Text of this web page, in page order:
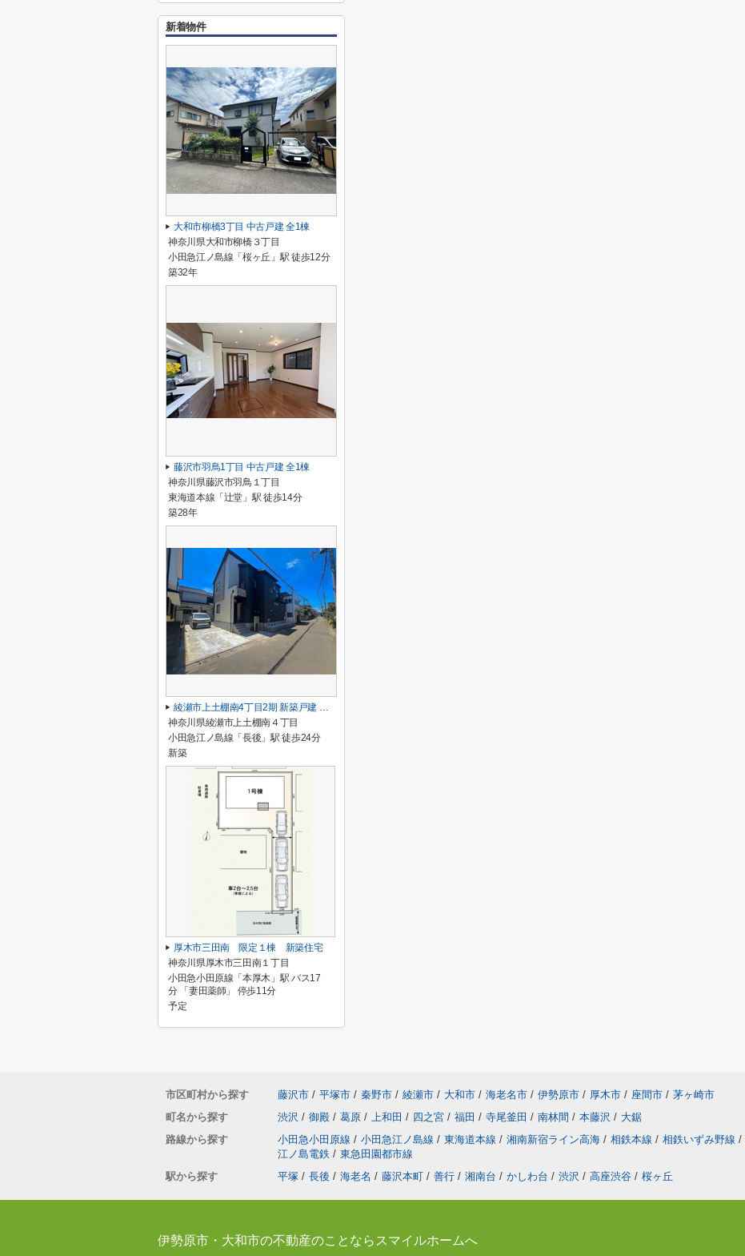
新着物件
大和市柳橋3丁目 中古戸建 全1棟
神奈川県大和市柳橋３丁目
小田急江ノ島線「桜ヶ丘」駅 徒歩12分
築32年
藤沢市羽鳥1丁目 中古戸建 全1棟
神奈川県藤沢市羽鳥１丁目
東海道本線「辻堂」駅 徒歩14分
築28年
綾瀬市上土棚南4丁目2期 新築戸建 全1棟
神奈川県綾瀬市上土棚南４丁目
小田急江ノ島線「長後」駅 徒歩24分
新築
厚木市三田南 限定１棟 新築住宅
神奈川県厚木市三田南１丁目
小田急小田原線「本厚木」駅 バス17
分 「妻田薬師」 停歩11分
予定
市区町村から探す 藤沢市 / 平塚市 / 秦野市 / 綾瀬市 / 大和市 / 海老名市 / 伊勢原市 / 厚木市 / 座間市 / 茅ヶ崎市
町名から探す
渋沢 / 御殿 / 葛原 / 上和田 / 四之宮 / 福田 / 寺尾釜田 / 南林間 / 本藤沢 / 大鋸
路線から探す
小田急小田原線 / 小田急江ノ島線 / 東海道本線 / 湘南新宿ライン高海 / 相鉄本線 / 相鉄いずみ野線 /
江ノ島電鉄 / 東急田園都市線
駅から探す
平塚 / 長後 / 海老名 / 藤沢本町 / 善行 / 湘南台 / かしわ台 / 渋沢 / 高座渋谷 / 桜ヶ丘
伊勢原市・大和市の不動産のことならスマイルホームへ